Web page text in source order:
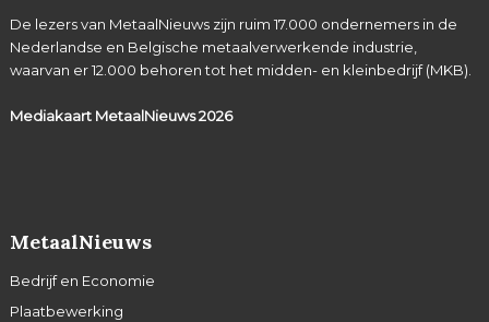
De lezers van MetaalNieuws zijn ruim 17.000 ondernemers in de
Nederlandse en Belgische metaalverwerkende industrie,
waarvan er 12.000 behoren tot het midden- en kleinbedrijf (MKB).
Mediakaart MetaalNieuws2026
MetaalNieuws
Bedrijf en Economie
Plaatbewerking